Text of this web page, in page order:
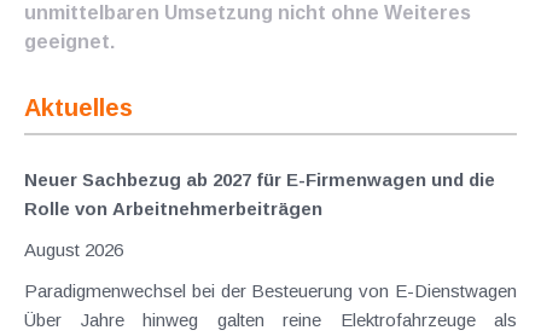
unmittelbaren Umsetzung nicht ohne Weiteres
geeignet.
Aktuelles
Neuer Sachbezug ab 2027 für E-Firmenwagen und die
Rolle von Arbeitnehmer​­beiträgen
August 2026
Paradigmenwechsel bei der Besteuerung von E-Dienstwagen
Über Jahre hinweg galten reine Elektrofahrzeuge als